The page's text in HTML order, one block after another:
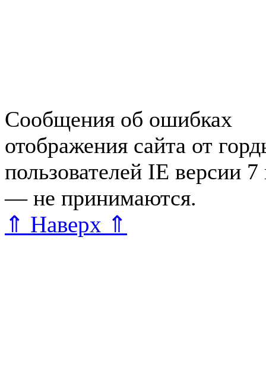
Сообщения об ошибках
отображения сайта от
пользователей IE версии
— не принимаются.
⇑ Наверх ⇑